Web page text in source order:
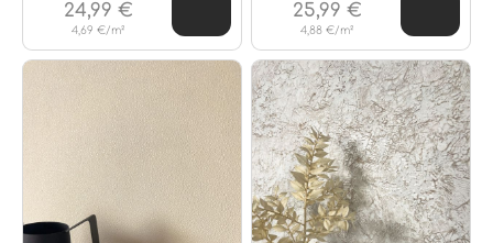
4,69 €/m²
24,99 €
4,88 €/m²
25,99 €